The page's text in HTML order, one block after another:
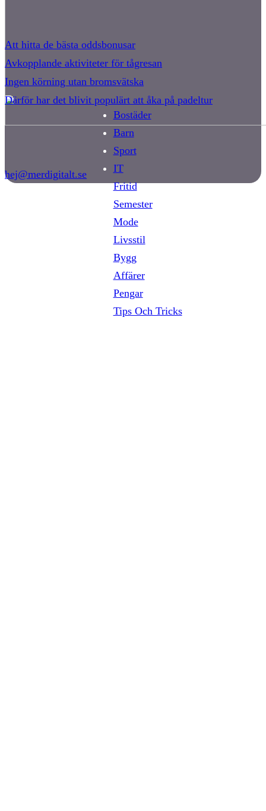
Att hitta de bästa oddsbonusar
Avkopplande aktiviteter för tågresan
Ingen körning utan bromsvätska
Därför har det blivit populärt att åka på padeltur
Bostäder
Barn
Sport
IT
Fritid
Semester
Mode
Livsstil
Bygg
Affärer
Pengar
Tips Och Tricks
hej@merdigitalt.se